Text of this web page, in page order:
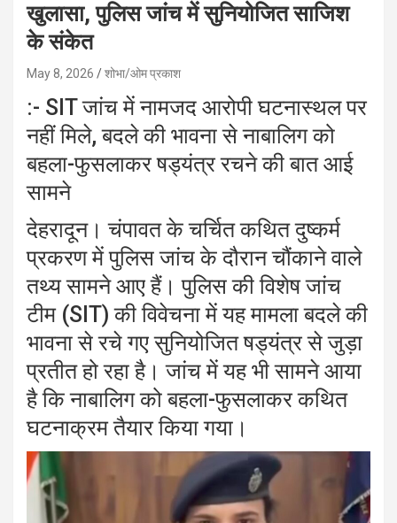
खुलासा, पुलिस जांच में सुनियोजित साजिश
के संकेत
May 8, 2026 शोभा/ओम प्रकाश
:- SIT जांच में नामजद आरोपी घटनास्थल पर
नहीं मिले, बदले की भावना से नाबालिग को
बहला-फुसलाकर षड्यंत्र रचने की बात आई
सामने
देहरादून। चंपावत के चर्चित कथित दुष्कर्म
प्रकरण में पुलिस जांच के दौरान चौंकाने वाले
तथ्य सामने आए हैं। पुलिस की विशेष जांच
टीम (SIT) की विवेचना में यह मामला बदले की
भावना से रचे गए सुनियोजित षड्यंत्र से जुड़ा
प्रतीत हो रहा है। जांच में यह भी सामने आया
है कि नाबालिग को बहला-फुसलाकर कथित
घटनाक्रम तैयार किया गया।